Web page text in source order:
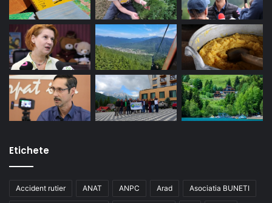
Etichete
Accident rutier ANAT ANPC Arad Asociatia BUNETI